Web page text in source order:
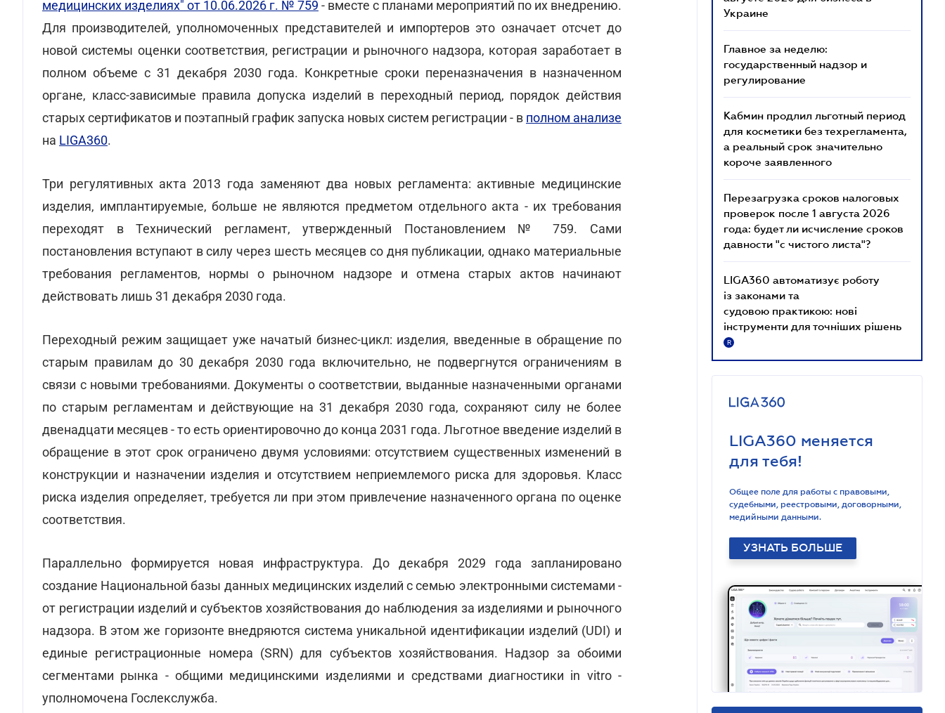
медицинских изделиях" от 10.06.2026 г. № 759 - вместе с планами мероприятий по их внедрению.
Для производителей, уполномоченных представителей и импортеров это означает отсчет до
новой системы оценки соответствия, регистрации и рыночного надзора, которая заработает в
полном объеме с 31 декабря 2030 года. Конкретные сроки переназначения в назначенном
органе, класс-зависимые правила допуска изделий в переходный период, порядок действия
старых сертификатов и поэтапный график запуска новых систем регистрации - в полном анализе
на LIGA360.
Три регулятивных акта 2013 года заменяют два новых регламента: активные медицинские
изделия, имплантируемые, больше не являются предметом отдельного акта - их требования
переходят в Технический регламент, утвержденный Постановлением № 759. Сами
постановления вступают в силу через шесть месяцев со дня публикации, однако материальные
требования регламентов, нормы о рыночном надзоре и отмена старых актов начинают
действовать лишь 31 декабря 2030 года.
Переходный режим защищает уже начатый бизнес-цикл: изделия, введенные в обращение по
старым правилам до 30 декабря 2030 года включительно, не подвергнутся ограничениям в
связи с новыми требованиями. Документы о соответствии, выданные назначенными органами
по старым регламентам и действующие на 31 декабря 2030 года, сохраняют силу не более
двенадцати месяцев - то есть ориентировочно до конца 2031 года. Льготное введение изделий в
обращение в этот срок ограничено двумя условиями: отсутствием существенных изменений в
конструкции и назначении изделия и отсутствием неприемлемого риска для здоровья. Класс
риска изделия определяет, требуется ли при этом привлечение назначенного органа по оценке
соответствия.
Параллельно формируется новая инфраструктура. До декабря 2029 года запланировано
создание Национальной базы данных медицинских изделий с семью электронными системами -
от регистрации изделий и субъектов хозяйствования до наблюдения за изделиями и рыночного
надзора. В этом же горизонте внедряются система уникальной идентификации изделий (UDI) и
единые регистрационные номера (SRN) для субъектов хозяйствования. Надзор за обоими
сегментами рынка - общими медицинскими изделиями и средствами диагностики in vitro -
уполномочена Гослекслужба.
Украине
Главное за неделю:
государственный надзор и
регулирование
Кабмин продлил льготный период
для косметики без техрегламента,
а реальный срок значительно
короче заявленного
Перезагрузка сроков налоговых
проверок после 1 августа 2026
года: будет ли исчисление сроков
давности "с чистого листа"?
LIGA360 автоматизує роботу
із законами та
судовою практикою: нові
інструменти для точніших рішень
R
LIGA360 меняется
для тебя!
Общее поле для работы с правовыми,
судебными, реестровыми, договорными,
медийными данными.
УЗНАТЬ БОЛЬШЕ